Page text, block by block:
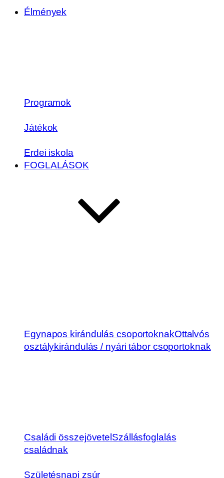
Élmények
Programok
Játékok
Erdei iskola
FOGLALÁSOK
Egynapos kirándulás csoportoknakOttalvós
osztálykirándulás / nyári tábor csoportoknak
Családi összejövetel Szállásfoglalás
családnak
Születésnapi zsúr